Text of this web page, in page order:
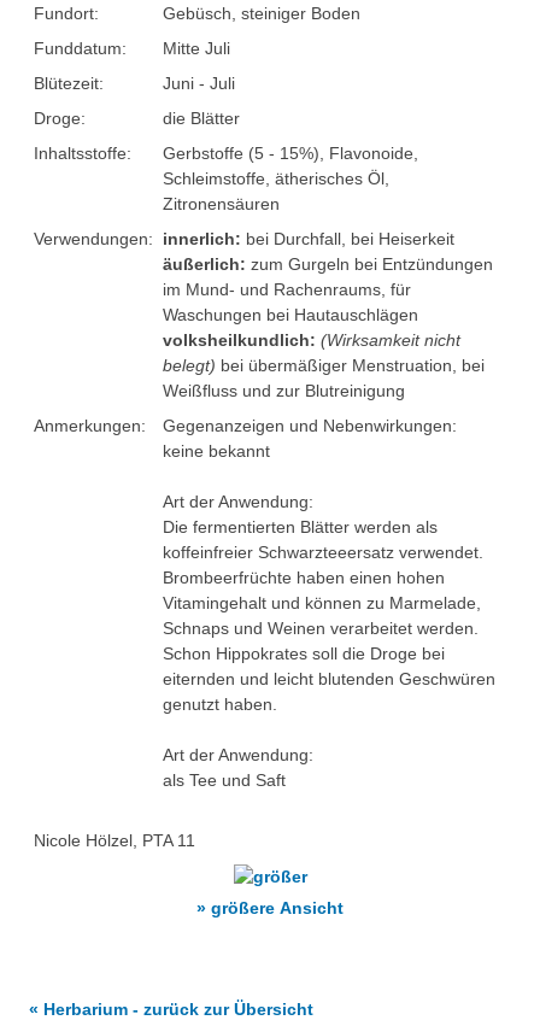
Experimente mit Oxi-Reinigern
Chemie im alten Ägypten
Videos unter dem Mikroskop
Kupfer-Kreislauf
Wettbewerb Umweltfreundlicher Chemieunterricht
Supraleiter
Weihnachtschemie
Weihnachtsgalenik
Fundort:
Gebüsch, steiniger Boden
Funddatum:
Mitte Juli
Blütezeit:
Juni - Juli
Droge:
die Blätter
Inhaltsstoffe:
Gerbstoffe (5 - 15%), Flavonoide,
Schleimstoffe, ätherisches Öl,
Zitronensäuren
Verwendungen:
innerlich: bei Durchfall, bei Heiserkeit
äußerlich: zum Gurgeln bei Entzündungen
im Mund- und Rachenraums, für
Waschungen bei Hautauschlägen
volksheilkundlich: (Wirksamkeit nicht
belegt) bei übermäßiger Menstruation, bei
Weißfluss und zur Blutreinigung
Anmerkungen:
Gegenanzeigen und Nebenwirkungen:
keine bekannt
Art der Anwendung:
Die fermentierten Blätter werden als
koffeinfreier Schwarzteeersatz verwendet.
Brombeerfrüchte haben einen hohen
Vitamingehalt und können zu Marmelade,
Schnaps und Weinen verarbeitet werden.
Schon Hippokrates soll die Droge bei
eiternden und leicht blutenden Geschwüren
genutzt haben.
Art der Anwendung:
als Tee und Saft
Nicole Hölzel, PTA 11
» größere Ansicht
« Herbarium - zurück zur Übersicht